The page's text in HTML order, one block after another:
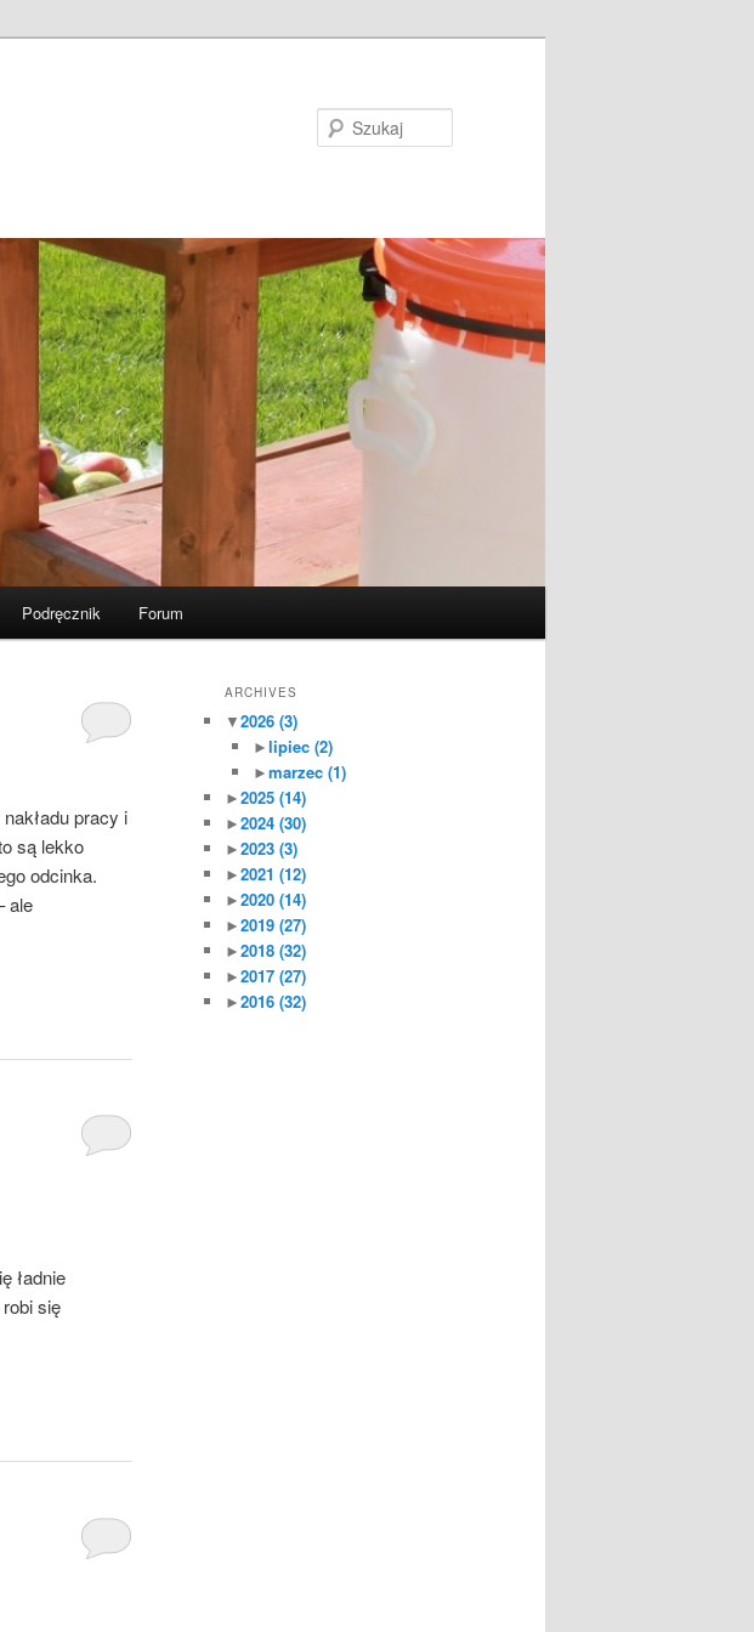
Podręcznik Forum
pracy i
są lekko
odcinka.
ale
ładnie
się
ARCHIVES
▼2026 (3)
►lipiec (2)
►marzec (1)
►2025 (14)
►2024 (30)
►2023 (3)
►2021 (12)
►2020 (14)
►2019 (27)
►2018 (32)
►2017 (27)
►2016 (32)